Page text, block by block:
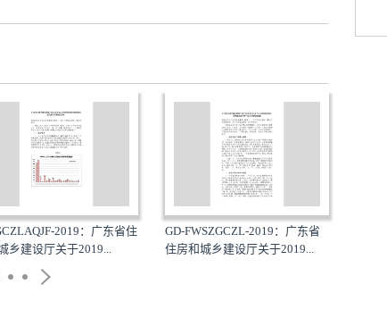
2019：广东省住
乡建设厅关于2019...
GD-FWSZGCZL-2019：广东省
住房和城乡建设厅关于2019...